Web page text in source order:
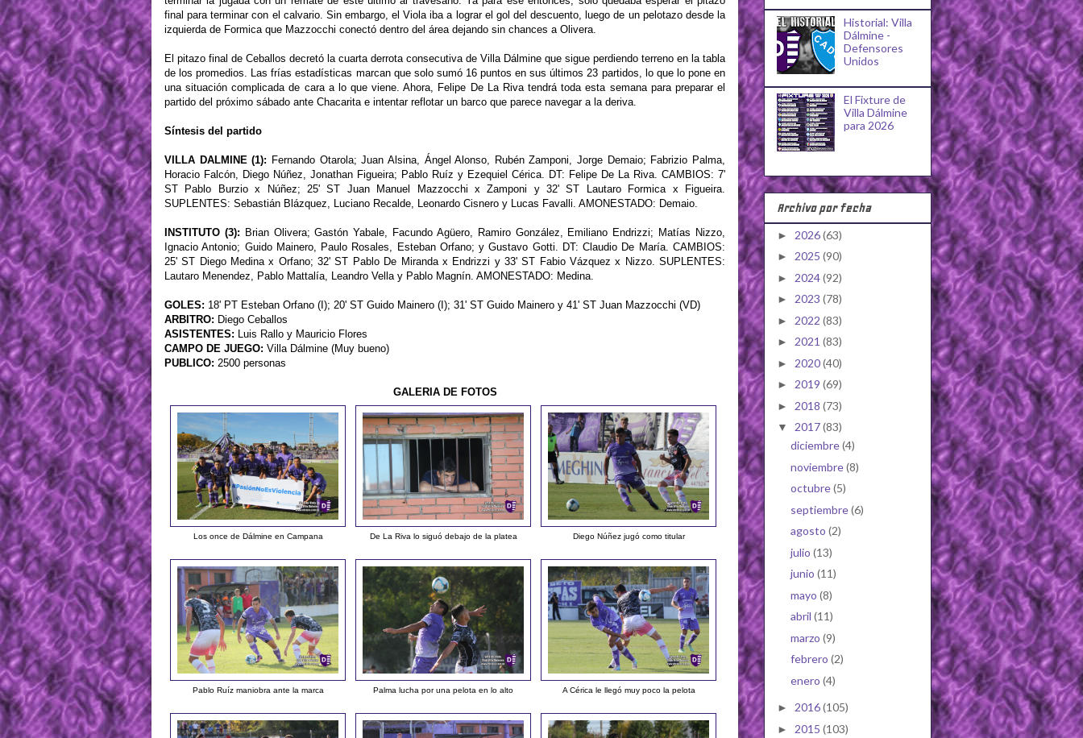
final para terminar con el calvario. Sin embargo, el Viola iba a lograr el gol del descuento, luego de un pelotazo desde la
izquierda de Formica que Mazzocchi conectó dentro del área dejando sin chances a Olivera.
El pitazo final de Ceballos decretó la cuarta derrota consecutiva de Villa Dálmine que sigue perdiendo terreno en la tabla
de los promedios. Las frías estadísticas marcan que solo sumó 16 puntos en sus últimos 23 partidos, lo que lo pone en
una situación complicada de cara a lo que viene. Ahora, Felipe De La Riva tendrá toda esta semana para preparar el
partido del próximo sábado ante Chacarita e intentar reflotar un barco que parece navegar a la deriva.
Síntesis del partido
VILLA DALMINE (1): Fernando Otarola; Juan Alsina, Ángel Alonso, Rubén Zamponi, Jorge Demaio; Fabrizio Palma,
Horacio Falcón, Diego Núñez, Jonathan Figueira; Pablo Ruíz y Ezequiel Cérica. DT: Felipe De La Riva. CAMBIOS: 7'
ST Pablo Burzio x Núñez; 25' ST Juan Manuel Mazzocchi x Zamponi y 32' ST Lautaro Formica x Figueira.
SUPLENTES: Sebastián Blázquez, Luciano Recalde, Leonardo Cisnero y Lucas Favalli. AMONESTADO: Demaio.
INSTITUTO (3): Brian Olivera; Gastón Yabale, Facundo Agüero, Ramiro González, Emiliano Endrizzi; Matías Nizzo,
Ignacio Antonio; Guido Mainero, Paulo Rosales, Esteban Orfano; y Gustavo Gotti. DT: Claudio De María. CAMBIOS:
25' ST Diego Medina x Orfano; 32' ST Pablo De Miranda x Endrizzi y 33' ST Fabio Vázquez x Nizzo. SUPLENTES:
Lautaro Menendez, Pablo Mattalía, Leandro Vella y Pablo Magnín. AMONESTADO: Medina.
GOLES: 18' PT Esteban Orfano (I); 20' ST Guido Mainero (I); 31' ST Guido Mainero y 41' ST Juan Mazzocchi (VD)
ARBITRO: Diego Ceballos
ASISTENTES: Luis Rallo y Mauricio Flores
CAMPO DE JUEGO: Villa Dálmine (Muy bueno)
PUBLICO: 2500 personas
GALERIA DE FOTOS
Los once de Dálmine en Campana De La Riva lo siguó debajo de la platea Diego Núñez jugó como titular
Pablo Ruíz maniobra ante la marca Palma lucha por una pelota en lo alto A Cérica le llegó muy poco la pelota
Historial: Villa
Dálmine -
Defensores
Unidos
El Fixture de
Villa Dálmine
para 2026
Archivo por fecha
► 2026(63)
► 2025 (90)
► 2024(92)
► 2023 (78)
► 2022 (83)
► 2021 (83)
► 2020(40)
► 2019 (69)
► 2018 (73)
▼ 2017(83)
diciembre(4)
noviembre(8)
octubre(5)
septiembre(6)
agosto (2)
julio (13)
junio (11)
mayo (8)
abril (11)
marzo (9)
febrero (2)
enero (4)
► 2016(105)
► 2015 (103)